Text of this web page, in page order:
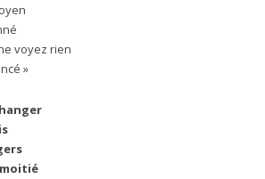
voyez rien
»